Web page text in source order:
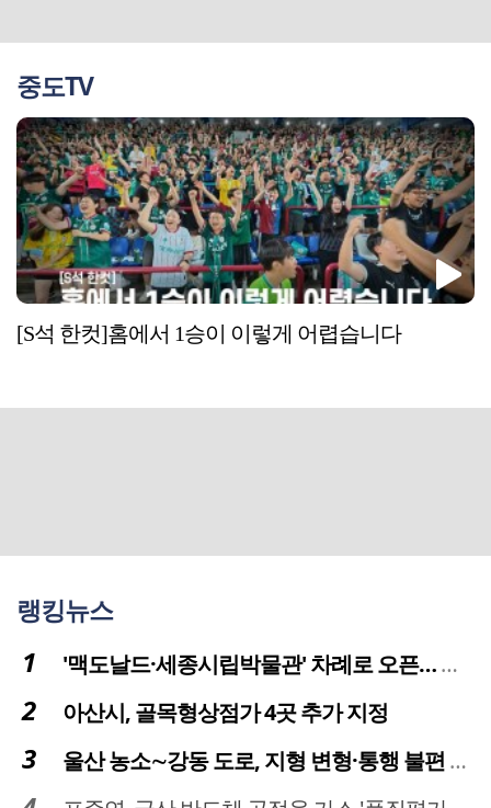
중도TV
[S석 한컷]홈에서 1승이 이렇게 어렵습니다
랭킹뉴스
'맥도날드·세종시립박물관' 차례로 오픈… 고운동 정주여건 좋아진다
아산시, 골목형상점가 4곳 추가 지정
울산 농소∼강동 도로, 지형 변형·통행 불편 해법 찾는다